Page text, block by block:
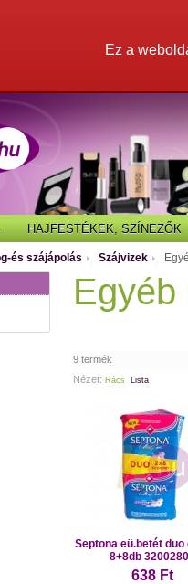
Ez a
HAJFESTÉKEK, SZÍNEZŐK
és szájápolás Szájvizek
9 termék
Nézet: Rács Lista
Septona eü.betét duo
8+8db
638 Ft